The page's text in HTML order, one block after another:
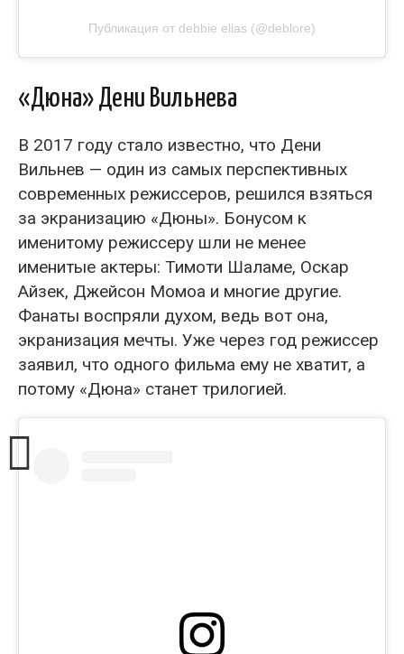
Публикация от debbie elias (@deblore)
«Дюна» Дени Вильнева
В 2017 году стало известно, что Дени
Вильнев — один из самых перспективных
современных режиссеров, решился взяться
за экранизацию «Дюны». Бонусом к
именитому режиссеру шли не менее
именитые актеры: Тимоти Шаламе, Оскар
Айзек, Джейсон Момоа и многие другие.
Фанаты воспряли духом, ведь вот она,
экранизация мечты. Уже через год режиссер
заявил, что одного фильма ему не хватит, а
потому «Дюна» станет трилогией.